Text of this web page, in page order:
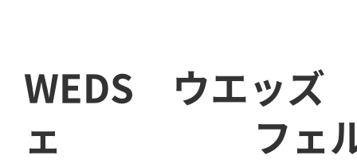
WEDS ウエッ
ェ フェル